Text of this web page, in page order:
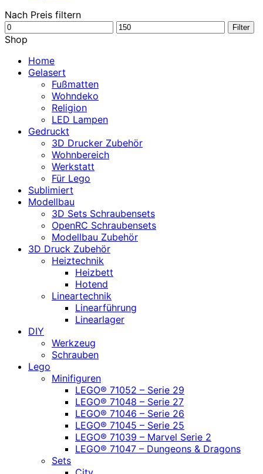
Nach Preis filtern
Min.
Preis
Max.
Filter
Shop
Home
Gelasert
Fußmatten
Wohndeko
Religion
LED Lampen
Gedruckt
3D Drucker Zubehör
Wohnbereich
Werkstatt
Für Lego
Sublimiert
Modellbau
3D Sets Schraubensets
OpenRC Schraubensets
Modellbau Zubehör
3D Druck Zubehör
Heiztechnik
Heizbett
Hotend
Lineartechnik
Linearführung
Linearlager
DIY
Werkzeug
Schrauben
Lego
Minifiguren
LEGO® 71052 – Serie 29
LEGO® 71048 – Serie 27
LEGO® 71046 – Serie 26
LEGO® 71045 – Serie 25
LEGO® 71039 – Marvel Serie 2
LEGO® 71047 – Dungeons & Dragons
Sets